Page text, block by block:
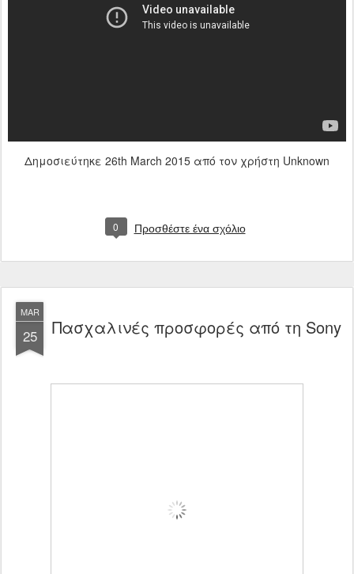
Δημοσιεύτηκε 26th March 2015 από τον χρήστη Unknown
0 Προσθέστε ένα σχόλιο
MAR
25 Πασχαλινές προσφορές από τη Sony